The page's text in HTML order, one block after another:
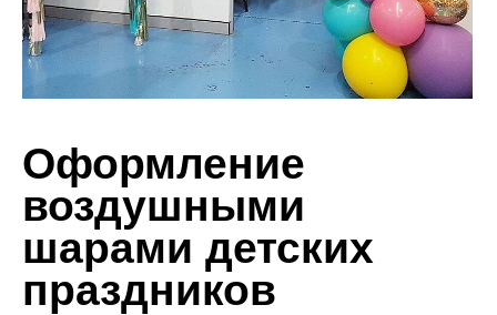
Оформление
воздушными
шарами детских
праздников